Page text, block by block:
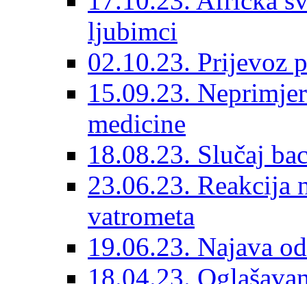
ljubimci
02.10.23. Prijevoz
15.09.23.
medicine
18.08.23. Slučaj
23.06.23. Reakcija
vatrometa
19.06.23. Najava
18.04.23.